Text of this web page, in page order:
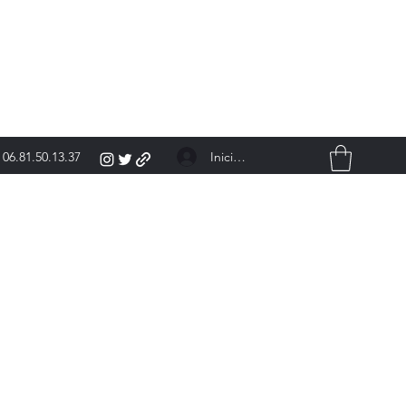
06.81.50.13.37 Iniciar sesión